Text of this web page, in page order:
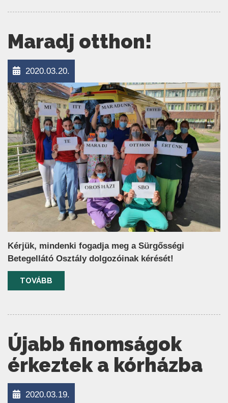
Maradj otthon!
2020.03.20.
Kérjük, mindenki fogadja meg a Sürgősségi
Betegellátó Osztály dolgozóinak kérését!
TOVÁBB
Újabb finomságok
érkeztek a kórházba
2020.03.19.